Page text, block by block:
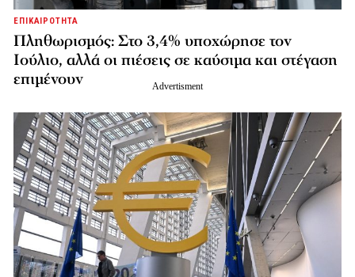
ΕΠΙΚΑΙΡΟΤΗΤΑ
Πληθωρισμός: Στο 3,4% υποχώρησε τον
Ιούλιο, αλλά οι πιέσεις σε καύσιμα και στέγαση
επιμένουν